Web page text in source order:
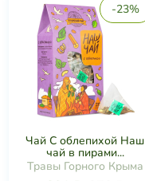
-23%
Чай С облепихой Наш
чай в пирами...
Травы Горного Крыма